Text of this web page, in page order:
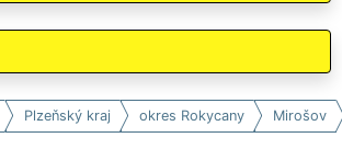
Plzeňský kraj okres Rokycany Mirošov